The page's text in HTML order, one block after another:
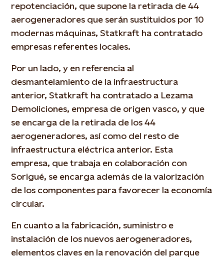
repotenciación, que supone la retirada de 44
aerogeneradores que serán sustituidos por 10
modernas máquinas, Statkraft ha contratado
empresas referentes locales.
Por un lado, y en referencia al
desmantelamiento de la infraestructura
anterior, Statkraft ha contratado a Lezama
Demoliciones, empresa de origen vasco, y que
se encarga de la retirada de los 44
aerogeneradores, así como del resto de
infraestructura eléctrica anterior. Esta
empresa, que trabaja en colaboración con
Sorigué, se encarga además de la valorización
de los componentes para favorecer la economía
circular.
En cuanto a la fabricación, suministro e
instalación de los nuevos aerogeneradores,
elementos claves en la renovación del parque